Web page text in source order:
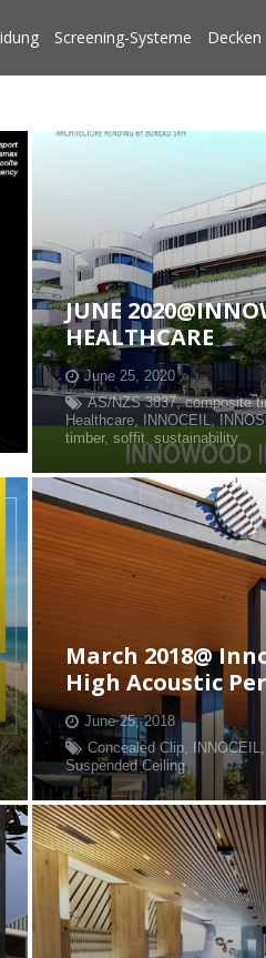
Screening-Systeme Decken
JUNE
HEALTHCARE
June 25, 2020
AS/NZS 3837,composite
Healthcare, INNOCEIL,
timber, soffit, sustainability
March 2018@
High Acoustic
June 25, 2018
Concealed Clip, INNOCEIL
Suspended Ceiling